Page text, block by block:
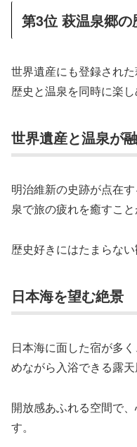
第3位 萩温泉郷
世界遺産にも登録され
歴史と温泉を同時に楽し
世界遺産と温泉が
明治維新の史跡が点在
泉で旅の疲れを癒すこと
歴史好きにはたまらな
日本海を望む絶景
日本海に面した宿が多
めながら入浴できる露天
開放感あふれる空間で
す。